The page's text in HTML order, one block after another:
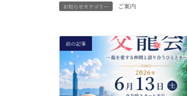
お知らせカテゴリー ご案内
前の記事